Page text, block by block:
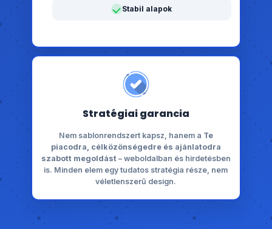
Stabil alapok
Stratégiai garancia
Nem sablonrendszert kapsz, hanem a Te
piacodra, célközönségedre és ajánlatodra
szabott megoldást – weboldalban és hirdetésben
is. Minden elem egy tudatos stratégia része, nem
véletlenszerű design.